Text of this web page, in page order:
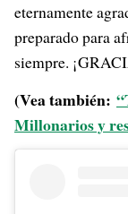
eternamente
preparado para
siempre.
(Vea también:
Millonarios y